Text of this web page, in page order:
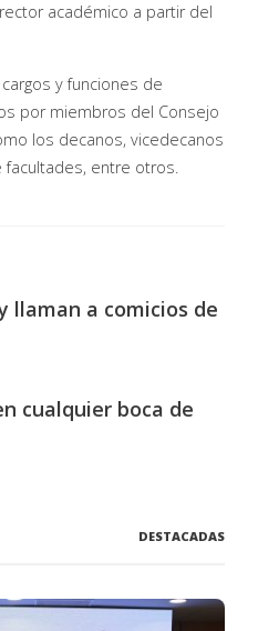
académico a partir del
y funciones de
por miembros del Consejo
los decanos, vicedecanos
entre otros.
llaman a comicios de
cualquier boca de
DESTACADAS